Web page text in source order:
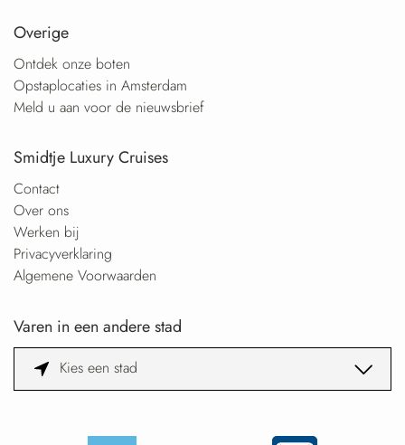
Overige
Ontdek onze boten
Opstaplocaties in Amsterdam
Meld u aan voor de nieuwsbrief
Smidtje Luxury Cruises
Contact
Over ons
Werken bij
Privacyverklaring
Algemene Voorwaarden
Varen in een andere stad
Kies een stad